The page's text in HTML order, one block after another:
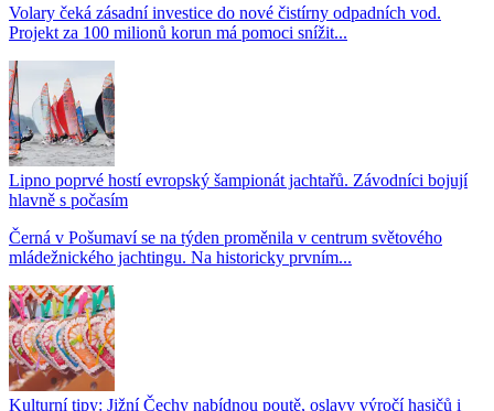
Volary čeká zásadní investice do nové čistírny odpadních vod.
Projekt za 100 milionů korun má pomoci snížit...
Lipno poprvé hostí evropský šampionát jachtařů. Závodníci bojují
hlavně s počasím
Černá v Pošumaví se na týden proměnila v centrum světového
mládežnického jachtingu. Na historicky prvním...
Kulturní tipy: Jižní Čechy nabídnou poutě, oslavy výročí hasičů i